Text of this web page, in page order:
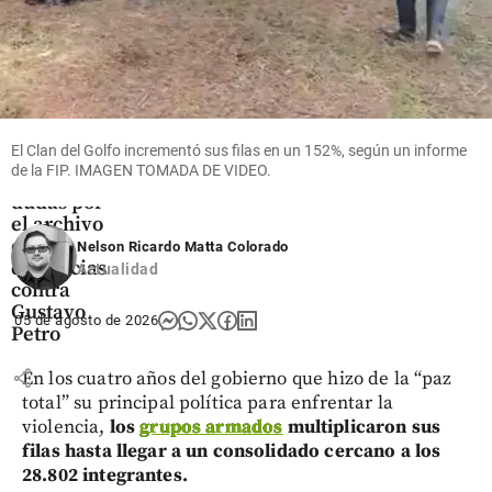
Colombia
Indagatoria
Arizabaleta
revive
dudas por
el archivo
de 17
denuncias
contra
Gustavo
Petro
share
El Clan del Golfo incrementó sus filas en un 152%, según un informe
de la FIP. IMAGEN TOMADA DE VIDEO.
Nelson Ricardo Matta Colorado
Actualidad
05 de agosto de 2026
En los cuatro años del gobierno que hizo de la “paz
total” su principal política para enfrentar la
violencia, losgrupos armados multiplicaron sus
filas hasta llegar a un consolidado cercano a los
28.802 integrantes.